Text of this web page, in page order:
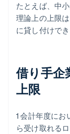
たとえば、中
理論上の上限
に貸し付けで
借り手企
上限
1 会計年度に
ら受け取れる